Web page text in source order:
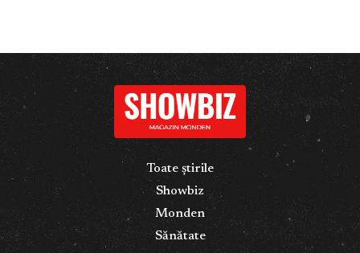
Toate știrile
Showbiz
Monden
Sănătate